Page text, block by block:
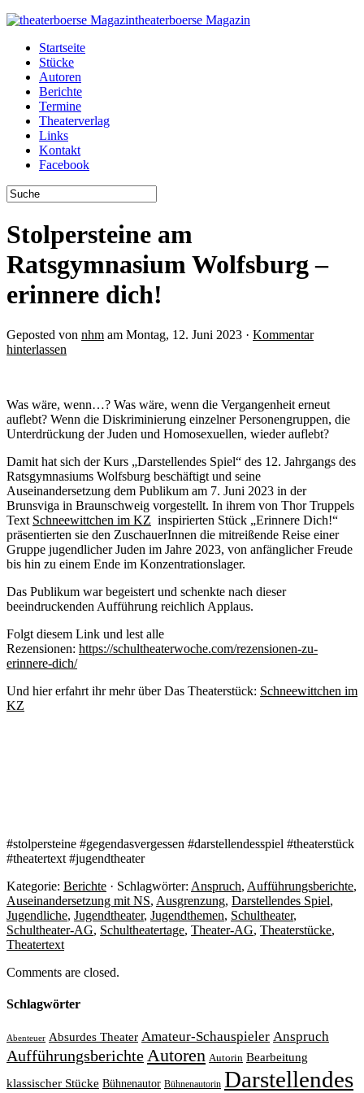
theaterboerse Magazin
Startseite
Stücke
Autoren
Berichte
Termine
Theaterverlag
Links
Kontakt
Facebook
Stolpersteine am
Ratsgymnasium Wolfsburg –
erinnere dich!
Geposted von nhm am Montag, 12. Juni 2023 · Kommentar
hinterlassen
Was wäre, wenn…? Was wäre, wenn die Vergangenheit erneut
auflebt? Wenn die Diskriminierung einzelner Personengruppen, die
Unterdrückung der Juden und Homosexuellen, wieder auflebt?
Damit hat sich der Kurs „Darstellendes Spiel“ des 12. Jahrgangs des
Ratsgymnasiums Wolfsburg beschäftigt und seine
Auseinandersetzung dem Publikum am 7. Juni 2023 in der
Brunsviga in Braunschweig vorgestellt. In ihrem von Thor Truppels
Text Schneewittchen im KZ inspirierten Stück „Erinnere Dich!“
präsentierten sie den ZuschauerInnen die mitreißende Reise einer
Gruppe jugendlicher Juden im Jahre 2023, von anfänglicher Freude
bis hin zu einem Ende im Konzentrationslager.
Das Publikum war begeistert und schenkte nach dieser
beeindruckenden Aufführung reichlich Applaus.
Folgt diesem Link und lest alle
Rezensionen: https://schultheaterwoche.com/rezensionen-zu-
erinnere-dich/
Und hier erfahrt ihr mehr über Das Theaterstück: Schneewittchen im
KZ
#stolpersteine #gegendasvergessen #darstellendesspiel #theaterstück
#theatertext #jugendtheater
Kategorie: Berichte · Schlagwörter: Anspruch, Aufführungsberichte,
Auseinandersetzung mit NS, Ausgrenzung, Darstellendes Spiel,
Jugendliche, Jugendtheater, Jugendthemen, Schultheater,
Schultheater-AG, Schultheatertage, Theater-AG, Theaterstücke,
Theatertext
Comments are closed.
Schlagwörter
Abenteuer Absurdes Theater Amateur-Schauspieler Anspruch
AufführungsberichteAutoren Autorin Bearbeitung
klassischer Stücke Bühnenautor Bühnenautorin Darstellendes